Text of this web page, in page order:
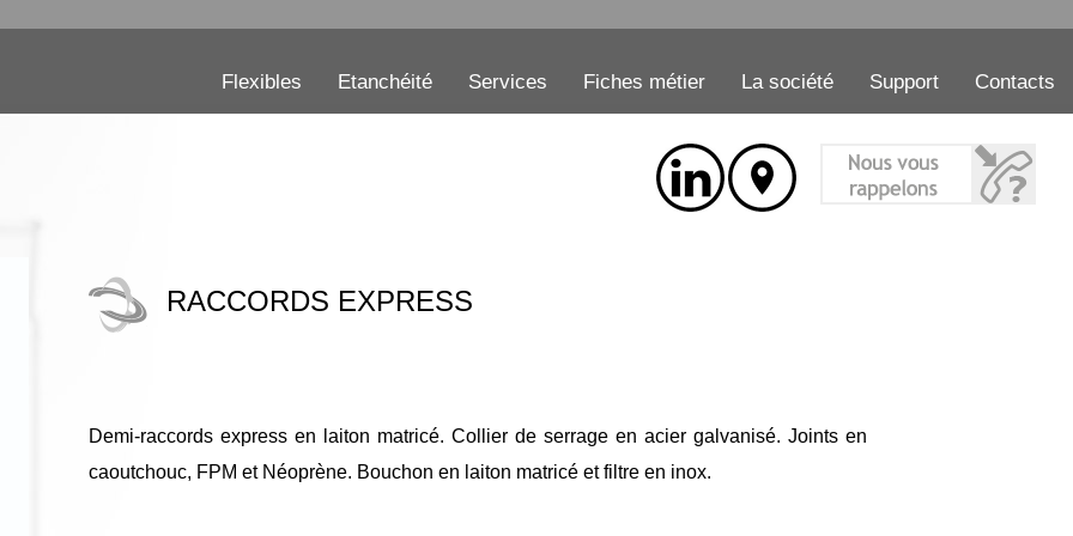
Flexibles Etanchéité Services Fiches métier La société Support Contacts
RACCORDS EXPRESS
Demi-raccords express en laiton matricé. Collier de serrage en acier galvanisé. Joints en
caoutchouc, FPM et Néoprène. Bouchon en laiton matricé et filtre en inox.